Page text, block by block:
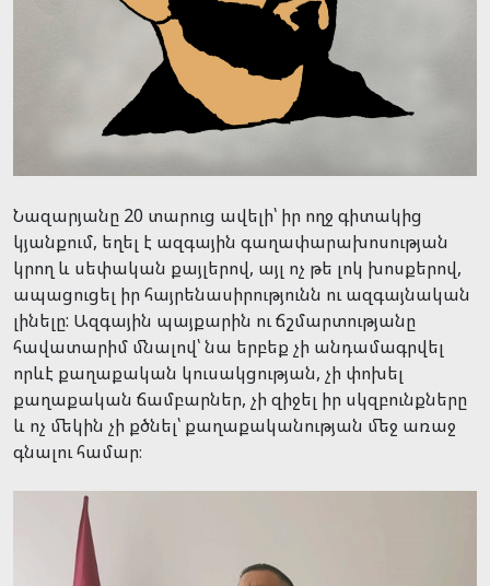
Նազարյանը 20 տարուց ավելի՝ իր ողջ գիտակից
կյանքում, եղել է ազգային գաղափարախոսության
կրող և սեփական քայլերով, այլ ոչ թե լոկ խոսքերով,
ապացուցել իր հայրենասիրությունն ու ազգայնական
լինելը: Ազգային պայքարին ու ճշմարտությանը
հավատարիմ մնալով՝ նա երբեք չի անդամագրվել
որևէ քաղաքական կուսակցության, չի փոխել
քաղաքական ճամբարներ, չի զիջել իր սկզբունքները
և ոչ մեկին չի քծնել՝ քաղաքականության մեջ առաջ
գնալու համար։